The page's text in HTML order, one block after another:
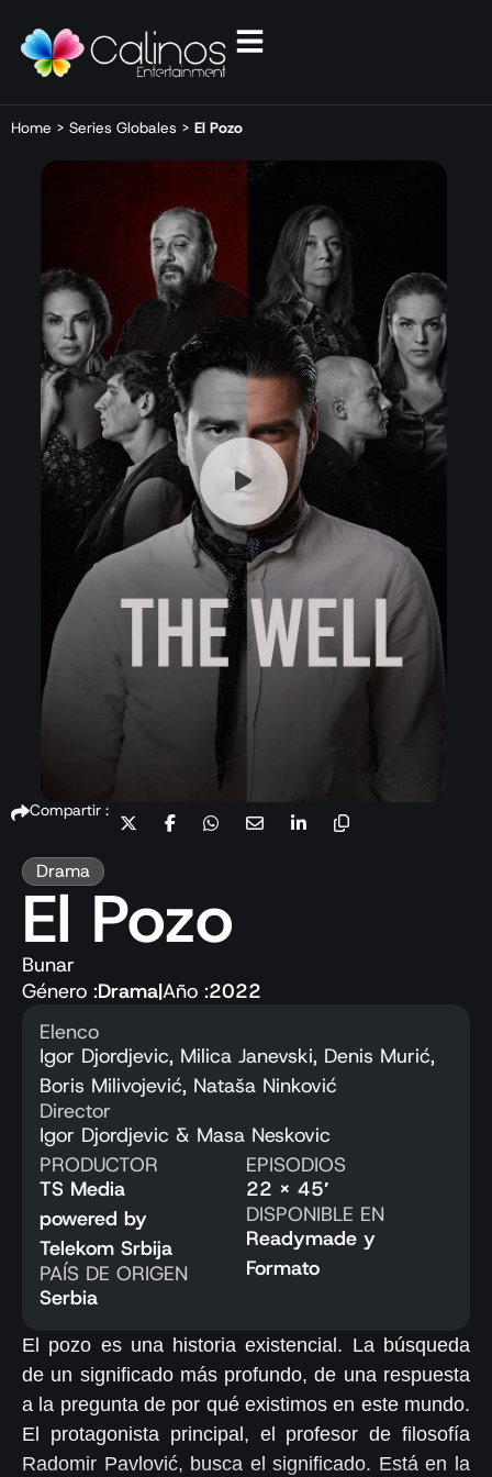
Home > Series Globales > El Pozo
Compartir :
Drama
El Pozo
Bunar
Género :Drama|Año :2022
Elenco
Igor Djordjevic, Milica Janevski, Denis Murić,
Boris Milivojević, Nataša Ninković
Director
Igor Djordjevic & Masa Neskovic
PRODUCTOR
TS Media
powered by
Telekom Srbija
PAÍS DE ORIGEN
Serbia
EPISODIOS
22 x 45′
DISPONIBLE EN
Readymade y
Formato
El pozo es una historia existencial. La búsqueda
de un significado más profundo, de una respuesta
a la pregunta de por qué existimos en este mundo.
El protagonista principal, el profesor de filosofía
Radomir Pavlović, busca el significado. Está en la